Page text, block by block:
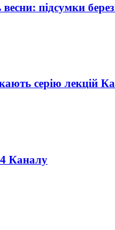
підсумки
серію лекцій
Каналу